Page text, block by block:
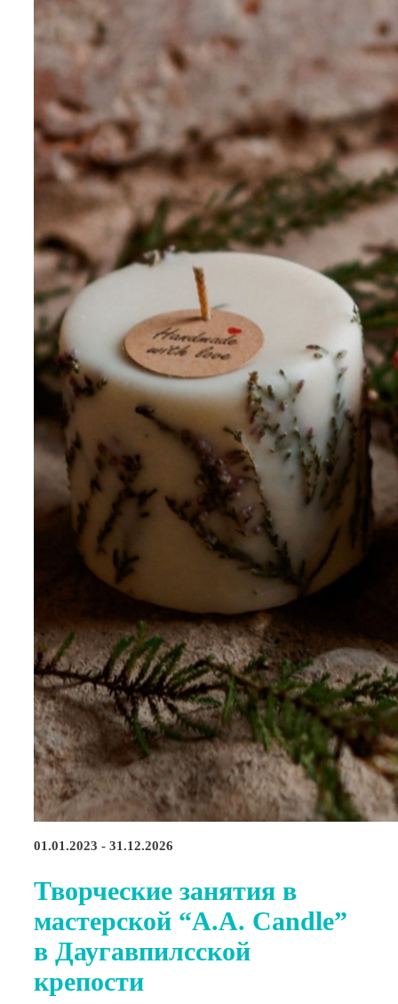
01.01.2023 - 31.12.2026
Творческие занятия в
мастерской “A.A. Candle”
в Даугавпилсской
крепости